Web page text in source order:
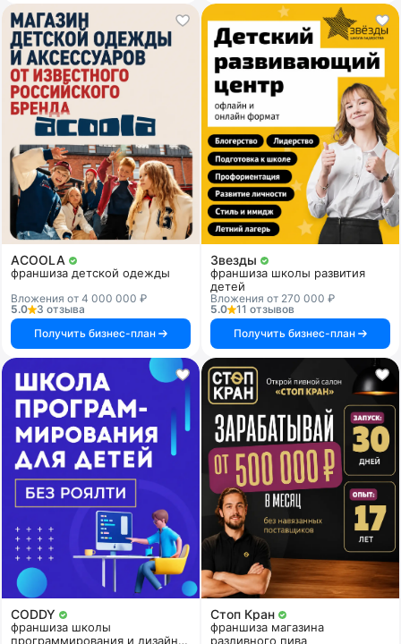
ACOOLA
франшиза детской одежды
Вложения от 4 000 000 ₽
5.0
3 отзыва
Получить бизнес-план
Звезды
франшиза школы развития
детей
Вложения от 270 000 ₽
5.0
11 отзывов
Получить бизнес-план
CODDY
франшиза школы
программирования и дизайна
Стоп Кран
франшиза магазина
разливного пива